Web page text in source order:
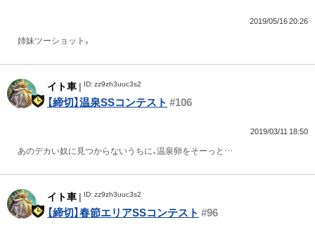
2019/05/16 20:26
姉妹ツーショット。
イト車 | ID: zz9zh3uuc3s2
【締切】温泉SSコンテスト #106
2019/03/11 18:50
あのデカい奴に見つからないうちに、温泉卵をそーっと…
イト車 | ID: zz9zh3uuc3s2
【締切】春節エリアSSコンテスト #96